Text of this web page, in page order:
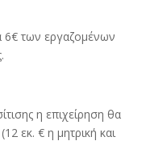
6€ των εργαζομένων
η επιχείρηση θα
εκ. € η μητρική και